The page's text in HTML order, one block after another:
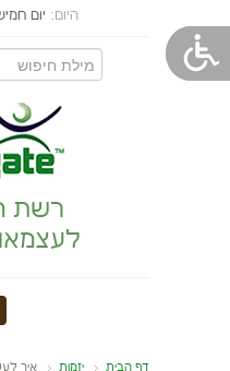
היום: יום חמישי 06
רשת
דף הבית יזמות איך